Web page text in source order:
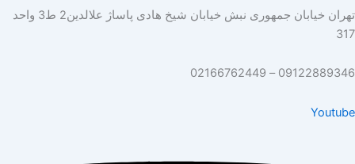
تهران خیابان جمهوری نبش خیابان شیخ هادی پاساژ علالدین2 ط3 واحد
317
09122889346 – 02166762449
Youtube